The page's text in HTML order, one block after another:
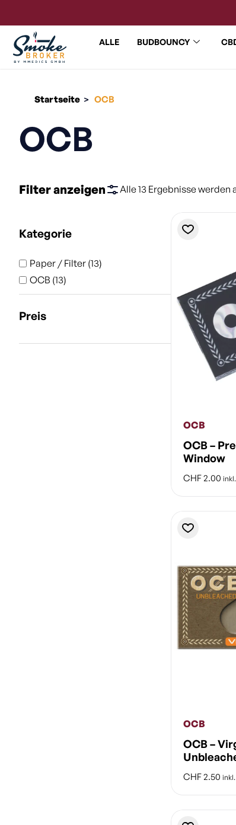
ALLE BUDBOUNCY
Startseite > OCB
OCB
Filter anzeigen Alle 13 Ergebnisse werden
Kategorie
Paper / Filter (13)
OCB (13)
Preis
OCB
OCB –
Window
CHF2.00
OCB
OCB –
CHF2.50